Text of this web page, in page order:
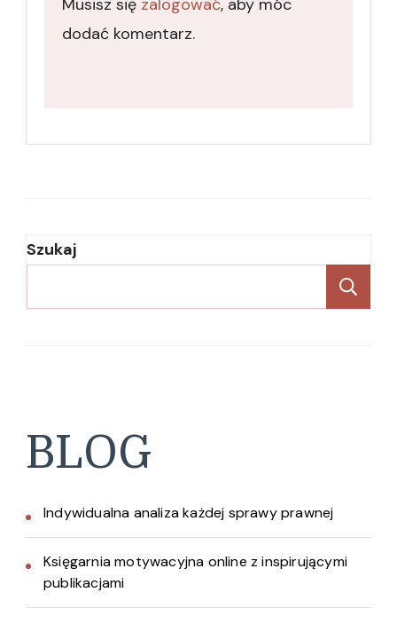
Musisz się zalogować, aby móc
dodać komentarz.
Szukaj
BLOG
Indywidualna analiza każdej sprawy prawnej
Księgarnia motywacyjna online z inspirującymi
publikacjami